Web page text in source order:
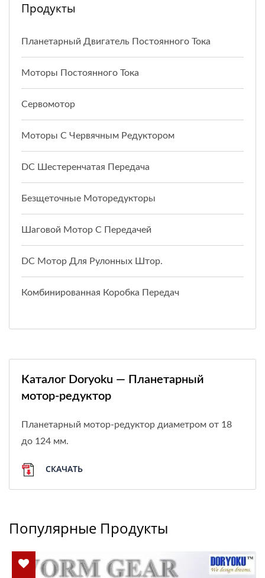
Продукты
Планетарный Двигатель Постоянного Тока
Моторы Постоянного Тока
Сервомотор
Моторы С Червячным Редуктором
DC Шестеренчатая Передача
Безщеточные Моторедукторы
Шаговой Мотор С Передачей
DC Мотор Для Рулонных Штор.
Комбинированная Коробка Передач
Каталог Doryoku — Планетарный
мотор-редуктор
Планетарный мотор-редуктор диаметром от 18
до 124 мм.
СКАЧАТЬ
Популярные Продукты